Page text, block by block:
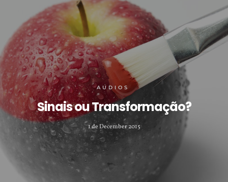
AUDIOS
Sinais ou Transformação?
1 de December 2015